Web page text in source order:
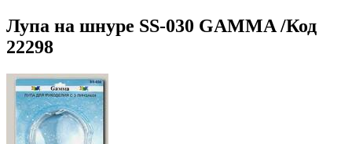
Лупа на шнуре SS-030 GAMMA /Код
22298